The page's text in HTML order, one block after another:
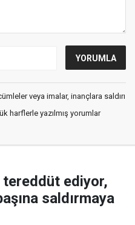
veya imalar, inançlara saldırı
harflerle yazılmış yorumlar
tereddüt ediyor,
saldırmaya